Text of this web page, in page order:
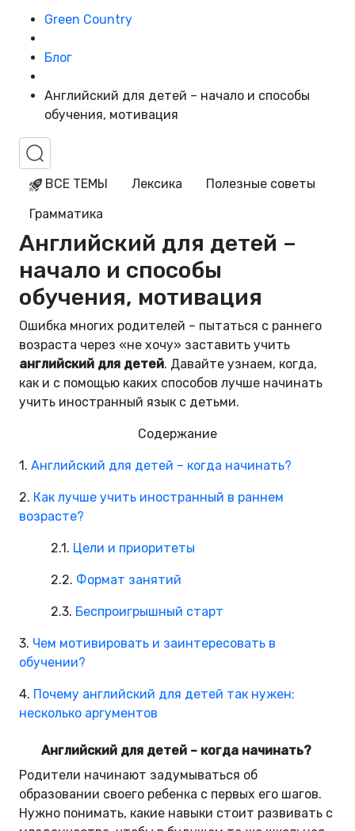
Green Country
Блог
Английский для детей – начало и способы
обучения, мотивация
ВСЕ ТЕМЫ Лексика
Полезные советы
Грамматика
Английский для детей –
начало и способы
обучения, мотивация
Ошибка многих родителей – пытаться с раннего
возраста через «не хочу» заставить учить
английский для детей. Давайте узнаем, когда,
как и с помощью каких способов лучше начинать
учить иностранный язык с детьми.
Содержание
1. Английский для детей – когда начинать?
2. Как лучше учить иностранный в раннем
возрасте?
2.1. Цели и приоритеты
2.2. Формат занятий
2.3. Беспроигрышный старт
3. Чем мотивировать и заинтересовать в
обучении?
4. Почему английский для детей так нужен:
несколько аргументов
Английский для детей – когда начинать?
Родители начинают задумываться об
образовании своего ребенка с первых его шагов.
Нужно понимать, какие навыки стоит развивать с